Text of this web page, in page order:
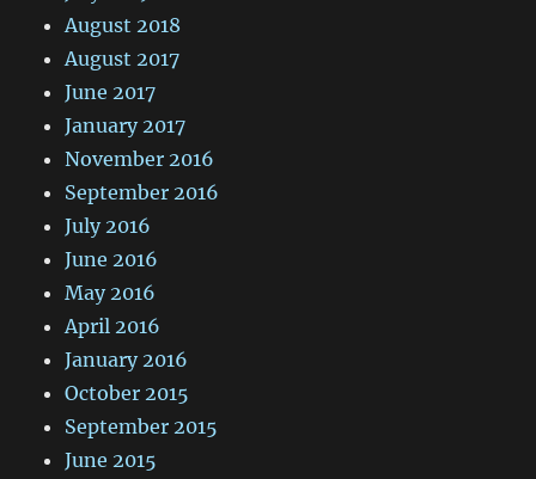
August 2018
August 2017
June 2017
January 2017
November 2016
September 2016
July 2016
June 2016
May 2016
April 2016
January 2016
October 2015
September 2015
June 2015